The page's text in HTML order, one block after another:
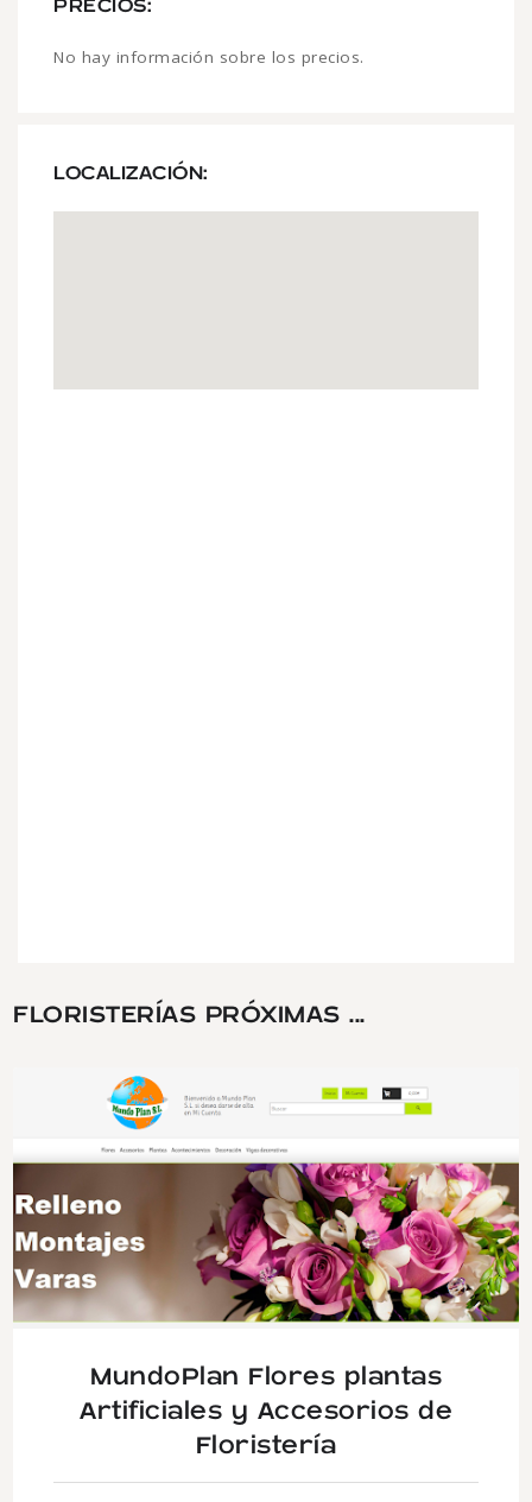
PRECIOS:
No hay información sobre los precios.
LOCALIZACIÓN:
FLORISTERÍAS PRÓXIMAS ...
MundoPlan Flores plantas
Artificiales y Accesorios de
Floristería